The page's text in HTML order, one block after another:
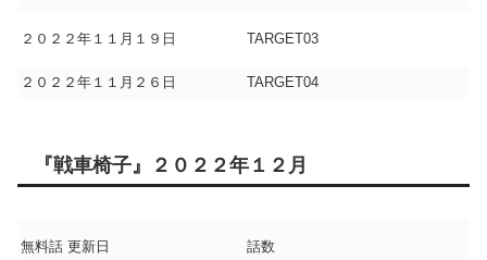
２０２２年１１月１９日 TARGET03
２０２２年１１月２６日 TARGET04
『戦車椅子』２０２２年１２月
無料話 更新日 話数